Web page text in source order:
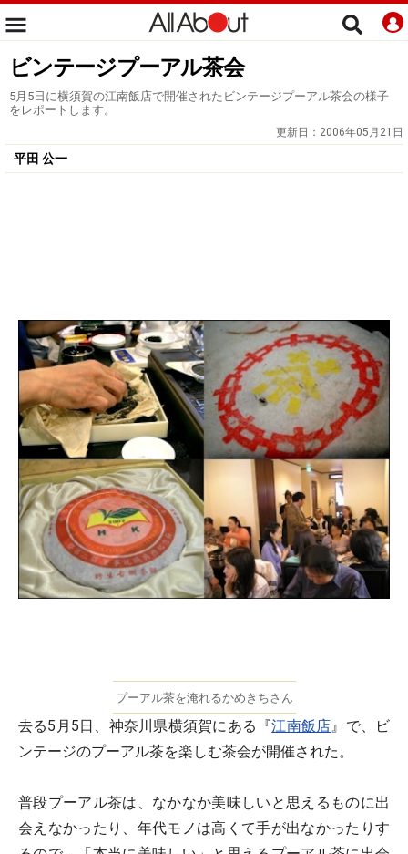
ビンテージプーアル茶会
5月5日に横須賀の江南飯店で開催されたビンテージプーアル茶会の様子
をレポートします。
更新日： 2006年05月21日
平田 公一
プーアル茶を淹れるかめきちさん
去る5月5日、神奈川県横須賀にある『江南飯店』で、ビ
ンテージのプーアル茶を楽しむ茶会が開催された。
普段プーアル茶は、なかなか美味しいと思えるものに出
会えなかったり、年代モノは高くて手が出なかったりす